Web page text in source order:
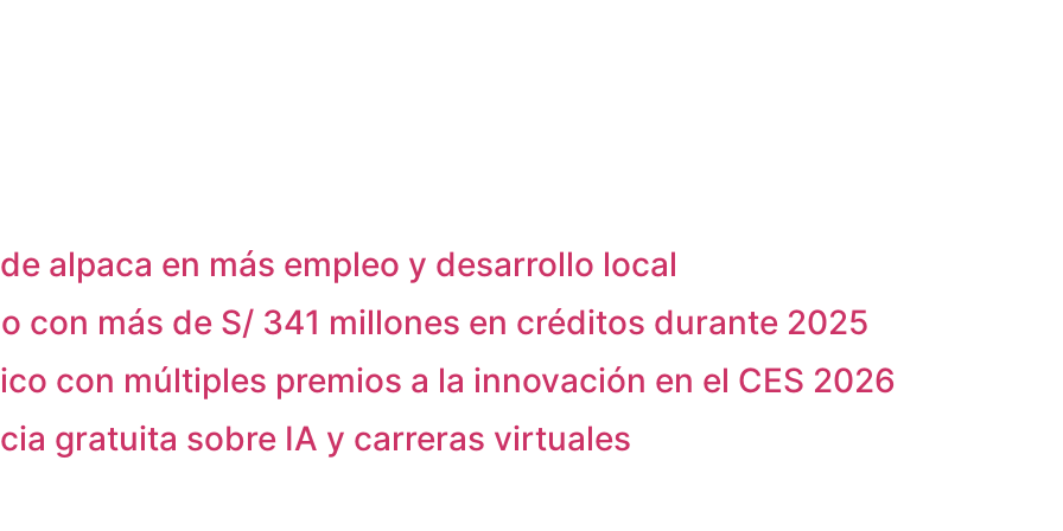
alpaca en más empleo y desarrollo local
con más de S/ 341 millones en créditos durante 2025
con múltiples premios a la innovación en el CES 2026
gratuita sobre IA y carreras virtuales